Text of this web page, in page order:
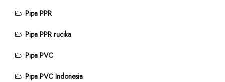
Pipa PPR
Pipa PPR rucika
Pipa PVC
Pipa PVC Indonesia